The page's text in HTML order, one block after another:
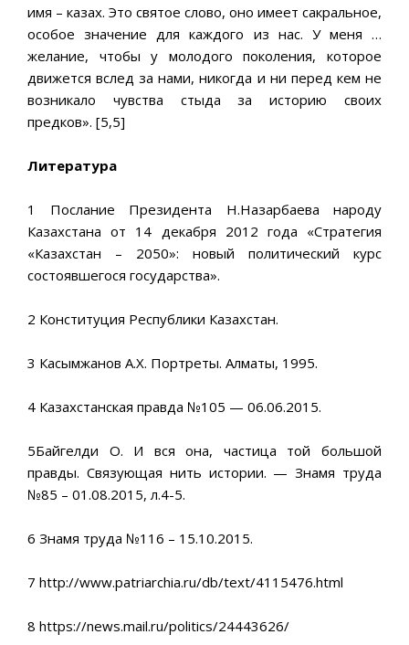
имя – казах. Это святое слово, оно имеет сакральное,
особое значение для каждого из нас. У меня …
желание, чтобы у молодого поколения, которое
движется вслед за нами, никогда и ни перед кем не
возникало чувства стыда за историю своих
предков». [5,5]
Литература
1 Послание Президента Н.Назарбаева народу
Казахстана от 14 декабря 2012 года «Стратегия
«Казахстан – 2050»: новый политический курс
состоявшегося государства».
2 Конституция Республики Казахстан.
3 Касымжанов А.Х. Портреты. Алматы, 1995.
4 Казахстанская правда №105 — 06.06.2015.
5Байгелди О. И вся она, частица той большой
правды. Связующая нить истории. — Знамя труда
№85 – 01.08.2015, л.4-5.
6 Знамя труда №116 – 15.10.2015.
7 http://www.patriarchia.ru/db/text/4115476.html
8 https://news.mail.ru/politics/24443626/